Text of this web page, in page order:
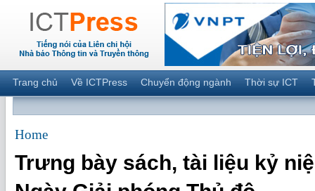
Trang chủ Về ICTPress Chuyển động ngành Thời sự ICT
Home
Trưng bày sách, tài liệu kỷ